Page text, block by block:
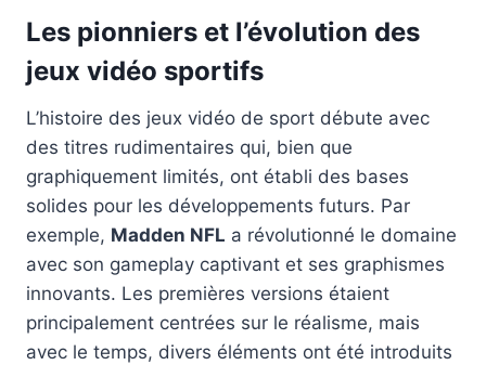
Les pionniers et l’évolution des
jeux vidéo sportifs
L’histoire des jeux vidéo de sport débute avec
des titres rudimentaires qui, bien que
graphiquement limités, ont établi des bases
solides pour les développements futurs. Par
exemple, Madden NFL a révolutionné le domaine
avec son gameplay captivant et ses graphismes
innovants. Les premières versions étaient
principalement centrées sur le réalisme, mais
avec le temps, divers éléments ont été introduits